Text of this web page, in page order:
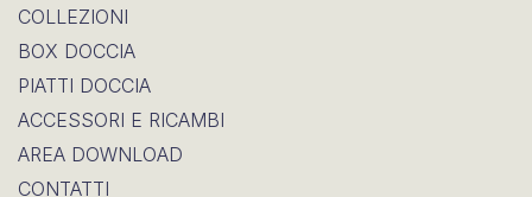
COLLEZIONI
BOX DOCCIA
PIATTI DOCCIA
ACCESSORI E RICAMBI
AREA DOWNLOAD
CONTATTI